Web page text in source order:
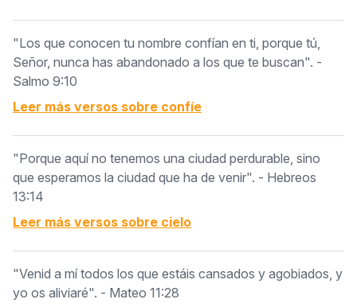
"Los que conocen tu nombre confían en ti, porque tú,
Señor, nunca has abandonado a los que te buscan". -
Salmo 9:10
Leer más versos sobre confíe
"Porque aquí no tenemos una ciudad perdurable, sino
que esperamos la ciudad que ha de venir". - Hebreos
13:14
Leer más versos sobre cielo
"Venid a mí todos los que estáis cansados y agobiados, y
yo os aliviaré". - Mateo 11:28